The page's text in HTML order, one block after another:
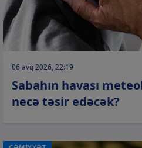
06 avq 2026, 22:19
Sabahın havası
necə təsir edəcək?